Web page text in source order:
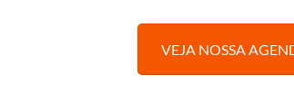
VEJA NOSSA